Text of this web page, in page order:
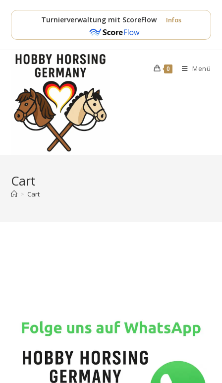
Inhalt
Turnierverwaltung mit ScoreFlow Infos
0 Menü
Cart
> Cart